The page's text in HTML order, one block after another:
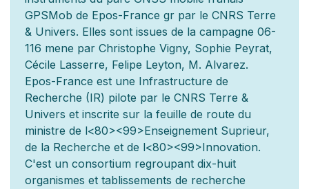
GPSMob de Epos-France gr par le CNRS Terre
& Univers. Elles sont issues de la campagne 06-
116 mene par Christophe Vigny, Sophie Peyrat,
Cécile Lasserre, Felipe Leyton, M. Alvarez.
Epos-France est une Infrastructure de
Recherche (IR) pilote par le CNRS Terre &
Univers et inscrite sur la feuille de route du
ministre de l<80><99>Enseignement Suprieur,
de la Recherche et de l<80><99>Innovation.
C'est un consortium regroupant dix-huit
organismes et tablissements de recherche